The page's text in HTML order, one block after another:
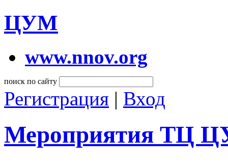
ЦУМ
www.nnov.org
поиск по сайту
Регистрация | Вход
Мероприятия ТЦ